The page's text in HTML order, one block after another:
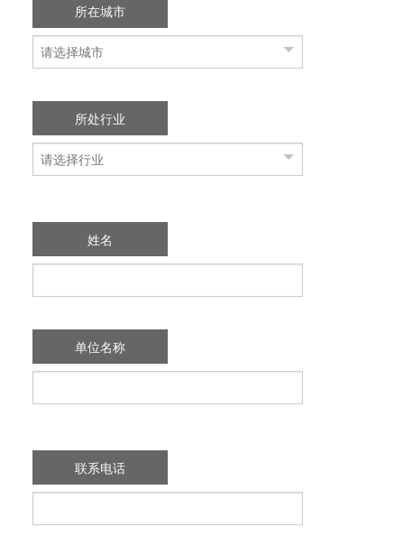
所在城市
所处行业
姓名
单位名称
联系电话